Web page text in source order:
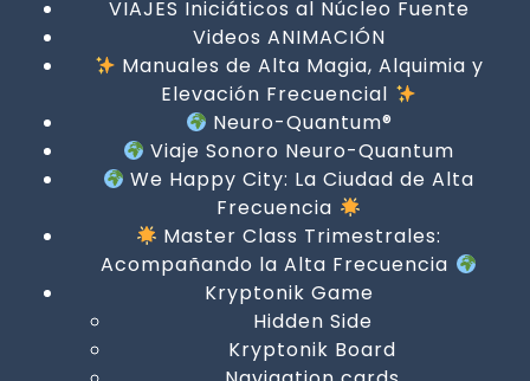
VIAJES Iniciáticos al Núcleo Fuente
Videos ANIMACIÓN
Manuales de Alta Magia, Alquimia y
Elevación Frecuencial
Neuro-Quantum®
Viaje Sonoro Neuro-Quantum
We Happy City: La Ciudad de Alta
Frecuencia
Master Class Trimestrales:
Acompañando la Alta Frecuencia
Kryptonik Game
Hidden Side
Kryptonik Board